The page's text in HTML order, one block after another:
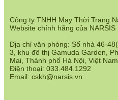
Công ty TNHH May Thời Trang
Website chính hãng của NARSIS
Địa chỉ văn phòng: Số nhà 46-
3, khu đô thị Gamuda Garden,
Mai, Thành phố Hà Nội, Việt Nam
Điện thoại: 033.484.1292
Email: cskh@narsis.vn